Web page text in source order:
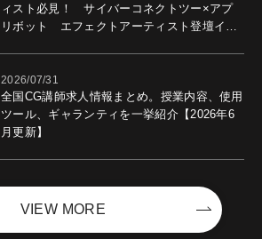
ィスト必見！ サイバーコネクトツー×アプ
リボット エフェクトアーティスト登壇イベ
2026/07/31
全国CG講師求人情報まとめ。授業内容、使用
ツール、ギャランティを一挙紹介【2026年6
月更新】
VIEW MORE